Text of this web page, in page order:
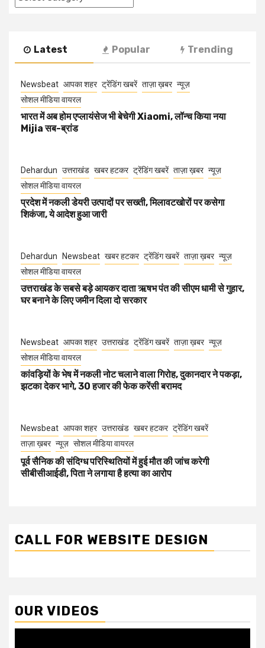
Latest Popular Trending
Newsbeat आपका शहर ट्रेंडिंग खबरें ताज़ा ख़बर न्यूज़
सोशल मीडिया वायरल
भारत में अब होम एप्लायंसेज भी बेचेगी Xiaomi, लॉन्च किया नया
Mijia सब-ब्रांड
Dehardun उत्तराखंड खबर हटकर ट्रेंडिंग खबरें ताज़ा ख़बर न्यूज़
सोशल मीडिया वायरल
प्रदेश में नकली डेयरी उत्पादों पर सख्ती, मिलावटखोरों पर कसेगा
शिकंजा, ये आदेश हुआ जारी
Dehardun Newsbeat खबर हटकर ट्रेंडिंग खबरें ताज़ा ख़बर न्यूज़
सोशल मीडिया वायरल
उत्तराखंड के सबसे बड़े आयकर दाता ऋषभ पंत की सीएम धामी से गुहार,
घर बनाने के लिए जमीन दिला दो सरकार
Newsbeat आपका शहर उत्तराखंड ट्रेंडिंग खबरें ताज़ा ख़बर न्यूज़
सोशल मीडिया वायरल
कांवड़ियों के भेष में नकली नोट चलाने वाला गिरोह, दुकानदार ने पकड़ा,
झटका देकर भागे, 30 हजार की फेक करेंसी बरामद
Newsbeat आपका शहर उत्तराखंड खबर हटकर ट्रेंडिंग खबरें
ताज़ा ख़बर न्यूज़ सोशल मीडिया वायरल
पूर्व सैनिक की संदिग्ध परिस्थितियों में हुई मौत की जांच करेगी
सीबीसीआईडी, पिता ने लगाया है हत्या का आरोप
CALL FOR WEBSITE DESIGN
OUR VIDEOS